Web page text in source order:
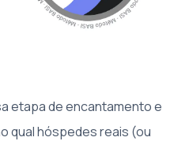
etapa de encantamento e
qual hóspedes reais (ou